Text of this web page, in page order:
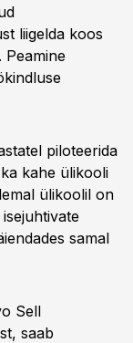
liigelda koos
Peamine
piloteerida
kahe ülikooli
ülikoolil on
samal
Sell
saab